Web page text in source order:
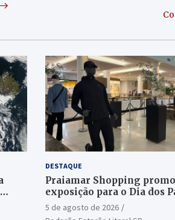
DESTAQUE
Praiamar Shopping
exposição para o Dia dos
em Santos
5 de agosto de 2026